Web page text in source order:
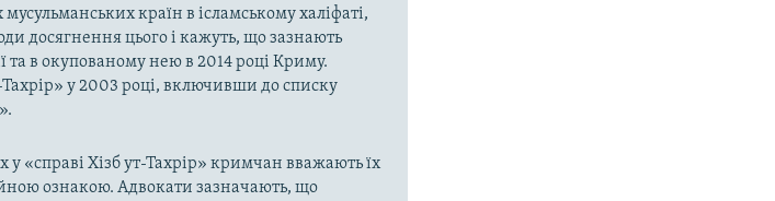
країн в ісламському халіфаті,
досягнення цього і кажуть, що зазнають
та в окупованому нею в 2014 році Криму.
Тахрір» у 2003 році, включивши до списку
«справі Хізб ут-Тахрір» кримчан вважають їх
ознакою. Адвокати зазначають, що